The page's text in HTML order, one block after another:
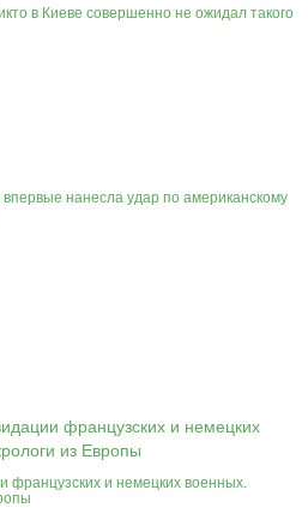
в Киеве совершенно не ожидал такого
впервые нанесла удар по американскому
французских и немецких военных.